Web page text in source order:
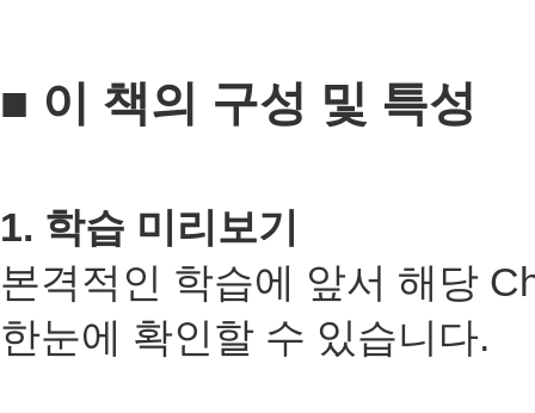
■ 이 책의 구성 및 특성
1. 학습 미리보기
본격적인 학습에 앞서 해당
한눈에 확인할 수 있습니다.